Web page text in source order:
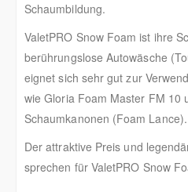
Schaumbildung.
ValetPRO Snow Foam ist ihre
berührungslose Autowäsche
eignet sich sehr gut zur
wie Gloria Foam Master FM 10
Schaumkanonen (Foam Lance).
Der attraktive Preis und
sprechen für ValetPRO Snow